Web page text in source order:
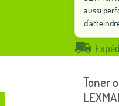
aussi
Toner